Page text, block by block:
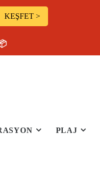
KEŞFET >
PLAJ